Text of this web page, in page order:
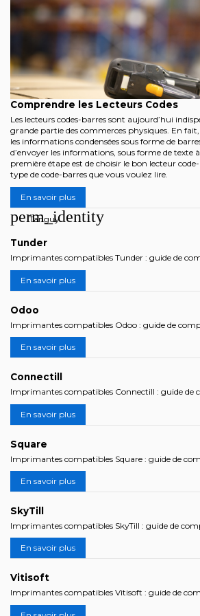
Comprendre les Lecteurs Codes
Les lecteurs codes-barres sont aujourd’hui
grande partie des commerces physiques. En
les informations condensées sous forme de
d’envoyer les informations, sous forme de texte
première étape est de choisir le bon lecteur
type de code-barres que vous voulez lire.
En savoir plus
perm_identity
Tanguy
Tunder
Imprimantes compatibles Tunder : guide de
En savoir plus
Odoo
Imprimantes compatibles Odoo : guide de
En savoir plus
Connectill
Imprimantes compatibles Connectill : guide de
En savoir plus
Square
Imprimantes compatibles Square : guide de
En savoir plus
SkyTill
Imprimantes compatibles SkyTill : guide de
En savoir plus
Vitisoft
Imprimantes compatibles Vitisoft : guide de